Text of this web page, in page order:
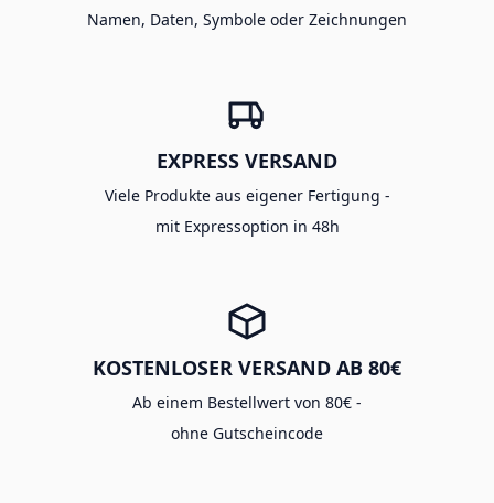
Namen, Daten, Symbole oder Zeichnungen
EXPRESS VERSAND
Viele Produkte aus eigener Fertigung -
mit Expressoption in 48h
KOSTENLOSER VERSAND AB 80€
Ab einem Bestellwert von 80€ -
ohne Gutscheincode